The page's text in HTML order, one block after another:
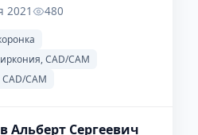
2021 480
CAD/CAM
CAM
Альберт Сергеевич